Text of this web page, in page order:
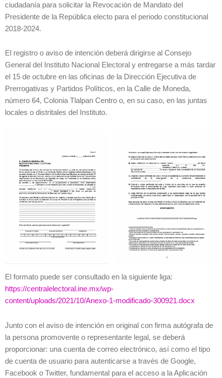
ciudadanía para solicitar la Revocación de Mandato del
Presidente de la República electo para el periodo constitucional
2018-2024.
El registro o aviso de intención deberá dirigirse al Consejo
General del Instituto Nacional Electoral y entregarse a más tardar
el 15 de octubre en las oficinas de la Dirección Ejecutiva de
Prerrogativas y Partidos Políticos, en la Calle de Moneda,
número 64, Colonia Tlalpan Centro o, en su caso, en las juntas
locales o distritales del Instituto.
El formato puede ser consultado en la siguiente liga:
https://centralelectoral.ine.mx/wp-
content/uploads/2021/10/Anexo-1-modificado-300921.docx
Junto con el aviso de intención en original con firma autógrafa de
la persona promovente o representante legal, se deberá
proporcionar: una cuenta de correo electrónico, así como el tipo
de cuenta de usuario para autenticarse a través de Google,
Facebook o Twitter, fundamental para el acceso a la Aplicación